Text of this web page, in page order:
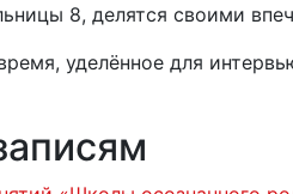
8, делятся своими
уделённое для